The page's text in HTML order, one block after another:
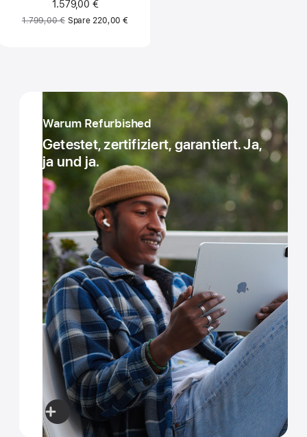
Jetzt
1.579,00 €
Vorher:
1.799,00 € Spare 220,00 €
Weitere Infos
Weitere Infos
Weitere Infos
Weitere Infos
Weitere Infos
Warum Refurbished
Getestet, zertifiziert, garantiert. Ja,
ja und ja.